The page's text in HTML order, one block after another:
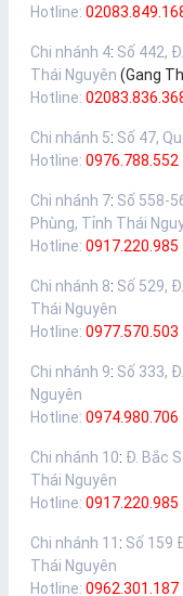
Hotline:
Chi nhánh 4: Số 442,
Thái Nguyên (Gang
Hotline:
Chi nhánh 5: Số 47,
Hotline: 0976.788.552
Chi nhánh 7: Số 558-
Phùng, Tỉnh Thái
Hotline: 0917.220.985
Chi nhánh 8: Số 529,
Thái Nguyên
Hotline: 0977.570.503
Chi nhánh 9: Số 333,
Nguyên
Hotline: 0974.980.706
Chi nhánh 10: Đ. Bắc
Thái Nguyên
Hotline: 0917.220.985
Chi nhánh 11 : Số 159
Thái Nguyên
Hotline: 0962.301.187